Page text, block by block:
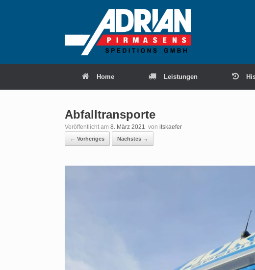
Home Leistungen
Abfalltransporte
Veröffentlicht am 8. März 2021 von itskaefer
← Vorheriges Nächstes →